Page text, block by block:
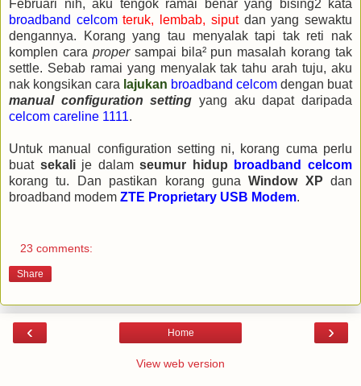
Februari nih, aku tengok ramai benar yang bising2 kata
broadband celcom teruk, lembab, siputdan yang sewaktu
dengannya. Korang yang tau menyalak tapi tak reti nak
komplen cara propersampai bila² pun masalah korang tak
settle. Sebab ramai yang menyalak tak tahu arah tuju, aku
nak kongsikan cara lajukan broadband celcom dengan buat
manual configuration setting yang aku dapat daripada
celcom careline 1111.
Untuk manual configuration setting ni, korang cuma perlu
buat sekalije dalamseumur hidup
broadband celcom
korang tu. Dan pastikan korang gunaWindow XP dan
broadband modem ZTE Proprietary USB Modem.
23 comments:
Share
‹ ›
Home
View web version